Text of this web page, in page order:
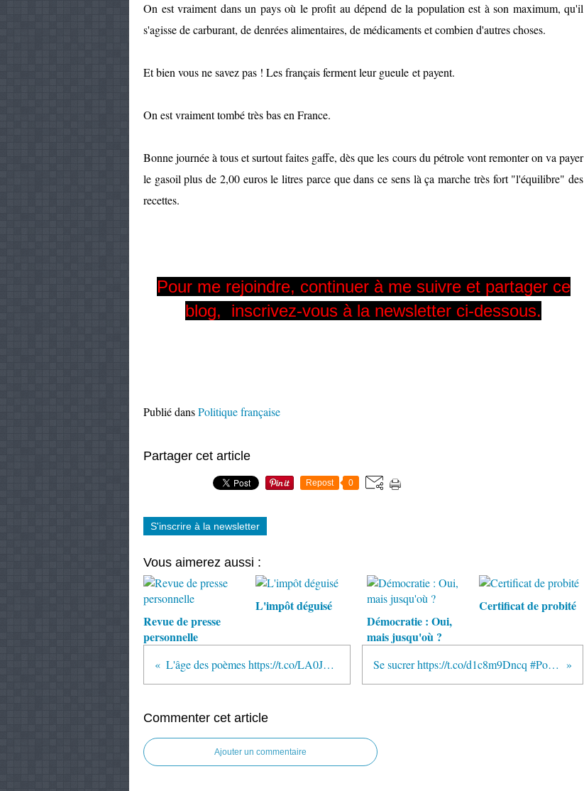
On est vraiment dans un pays où le profit au dépend de la population est à son maximum, qu'il
s'agisse de carburant, de denrées alimentaires, de médicaments et combien d'autres choses.
Et bien vous ne savez pas ! Les français ferment leur gueule et payent.
On est vraiment tombé très bas en France.
Bonne journée à tous et surtout faites gaffe, dès que les cours du pétrole vont remonter on va payer
le gasoil plus de 2,00 euros le litres parce que dans ce sens là ça marche très fort "l'équilibre" des
recettes.
Pour me rejoindre, continuer à me suivre et partager ce
blog, inscrivez-vous à la newsletter ci-dessous.
Publié dansPolitique française
Partager cet article
Repost 0
S'inscrire à la newsletter
Vous aimerez aussi :
Revue de presse
personnelle
L'impôt déguisé
Démocratie : Oui,
mais jusqu'où ?
Certificat de probité
L'âge des poèmes https://t.co/LA0JYyKFfg Se sucrer https://t.co/d1c8m9Dncq #Politique...
Commenter cet article
Ajouter un commentaire